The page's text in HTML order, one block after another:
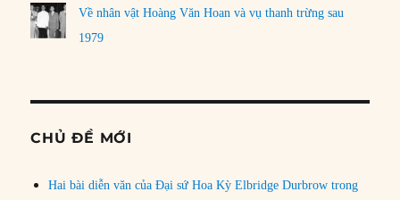
Về nhân vật Hoàng Văn Hoan và vụ thanh trừng sau
1979
CHỦ ĐỀ MỚI
Hai bài diễn văn của Đại sứ Hoa Kỳ Elbridge Durbrow trong